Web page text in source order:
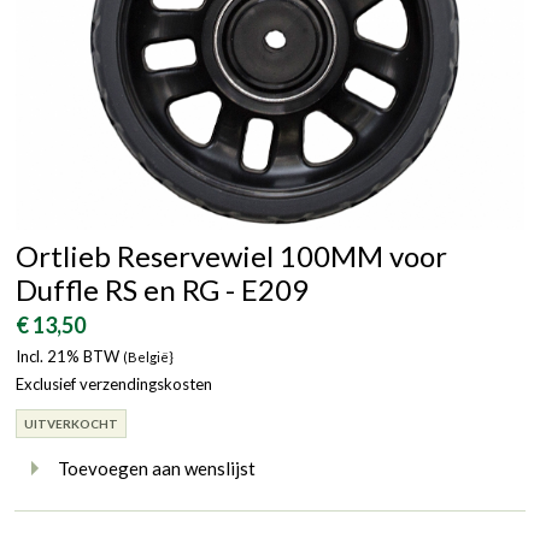
Ortlieb Reservewiel 100MM voor
Duffle RS en RG - E209
€ 13,50
Incl. 21% BTW (België}
Exclusief verzendingskosten
UITVERKOCHT
Toevoegen aan wenslijst